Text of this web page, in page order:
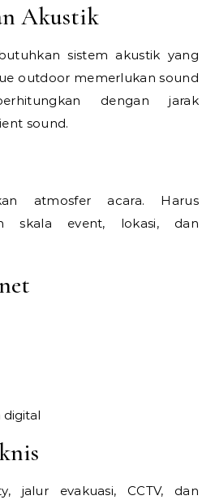
Akustik
sistem akustik yang
outdoor memerlukan sound
dengan jarak
sound.
atmosfer acara. Harus
skala event, lokasi, dan
digital
jalur evakuasi, CCTV, dan